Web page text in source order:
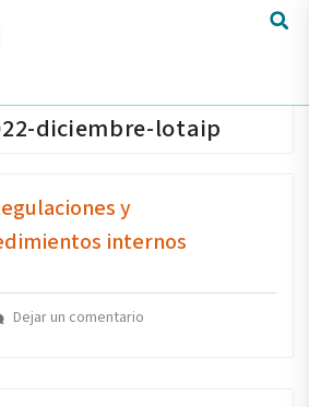
diciembre-lotaip
y
internos
Dejar un comentario